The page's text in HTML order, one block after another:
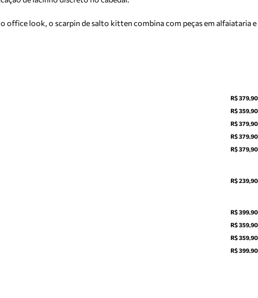
office look, o scarpin de salto kitten combina com peças em alfaiataria e
R$ 379,90
R$ 359,90
R$ 379,90
R$ 379,90
R$ 379,90
R$ 239,90
R$ 399,90
R$ 359,90
R$ 359,90
R$ 399,90